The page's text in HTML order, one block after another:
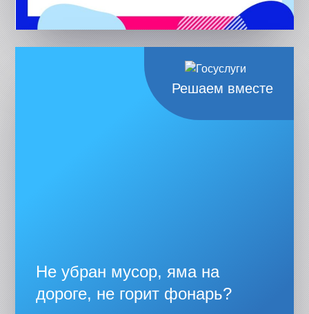
Решаем вместе
Не убран мусор, яма на
дороге, не горит фонарь?